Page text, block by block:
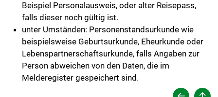
Beispiel Personalausweis, oder alter Reisepass,
falls dieser noch gültig ist.
unter Umständen: Personenstandsurkunde wie
beispielsweise Geburtsurkunde, Eheurkunde oder
Lebenspartnerschaftsurkunde, falls Angaben zur
Person abweichen von den Daten, die im
Melderegister gespeichert sind.